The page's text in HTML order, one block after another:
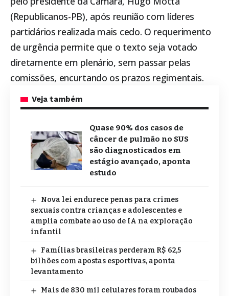
(Republicanos-PB), após reunião com líderes
partidários realizada mais cedo. O requerimento
de urgência permite que o texto seja votado
diretamente em plenário, sem passar pelas
comissões, encurtando os prazos regimentais.
Veja também
Quase 90% dos casos de
câncer de pulmão no SUS
são diagnosticados em
estágio avançado, aponta
estudo
Nova lei endurece penas para crimes
sexuais contra crianças e adolescentes e
amplia combate ao uso de IA na exploração
infantil
Famílias brasileiras perderam R$ 62,5
bilhões com apostas esportivas, aponta
levantamento
Mais de 830 mil celulares foram roubados